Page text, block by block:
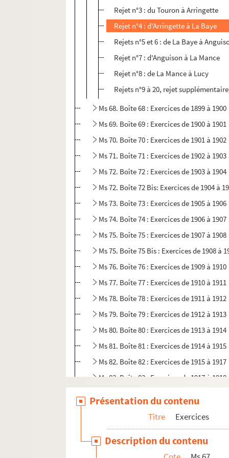
Rejet n°3 : du Touron à Arringette
Rejet n°4 : d'Arringette à La Baye
Rejets n°5 et 6 : de La Baye à
Rejet n°7 : d'Anguison à La Mance
Rejet n°8 : de La Mance à Lucy
Rejets n°9 à 20, rejet
Ms 68. Boîte 68 : Exercices de 1899 à 1900
Ms 69. Boîte 69 : Exercices de 1900 à 1901
Ms 70. Boîte 70 : Exercices de 1901 à 1902
Ms 71. Boîte 71 : Exercices de 1902 à 1903
Ms 72. Boîte 72 : Exercices de 1903 à 1904
Ms 72. Boîte 72 Bis: Exercices de 1904 à
Ms 73. Boîte 73 : Exercices de 1905 à 1906
Ms 74. Boîte 74 : Exercices de 1906 à 1907
Ms 75. Boîte 75 : Exercices de 1907 à 1908
Ms 75. Boîte 75 Bis : Exercices de 1908 à
Ms 76. Boîte 76 : Exercices de 1909 à 1910
Ms 77. Boîte 77 : Exercices de 1910 à 1911
Ms 78. Boîte 78 : Exercices de 1911 à 1912
Ms 79. Boîte 79 : Exercices de 1912 à 1913
Ms 80. Boîte 80 : Exercices de 1913 à 1914
Ms 81. Boîte 81 : Exercices de 1914 à 1915
Ms 82. Boîte 82 : Exercices de 1915 à 1917
Ms 83. Boîte 83 : Exercices de 1917 à 1918
Ms 86. Boîte 86 : Exercices de 1923 à 1926
Présentation du contenu
Titre Exercices
Description du contenu